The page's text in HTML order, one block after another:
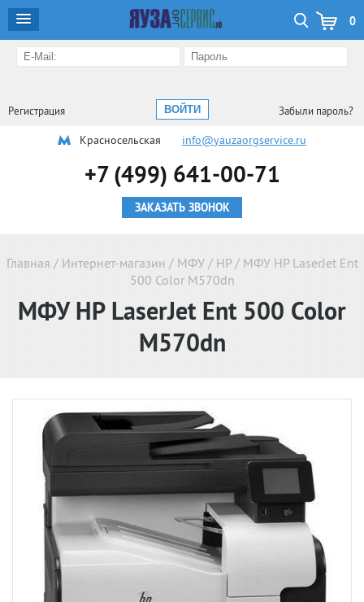
0
Забыли пароль?
Регистрация
Красносельская info@yauzaorgservice.ru
+7 (499) 641-00-71
ЗАКАЗАТЬ ЗВОНОК
Главная / Интернет-магазин / МФУ/ HP/ МФУ HP LaserJet Ent
500 Color M570dn
МФУ HP LaserJet Ent 500 Color
M570dn